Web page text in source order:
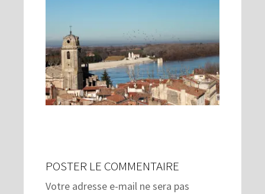
POSTER LE COMMENTAIRE
Votre adresse e-mail ne sera pas